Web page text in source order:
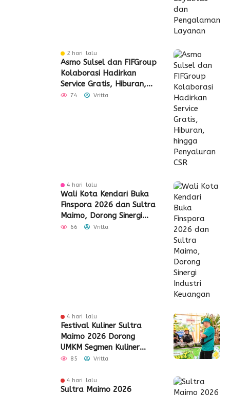
2 hari lalu
Asmo Sulsel dan FIFGroup
Kolaborasi Hadirkan
Service Gratis, Hiburan,
hingga Penyaluran CSR
74 Vritta
4 hari lalu
Wali Kota Kendari Buka
Finspora 2026 dan Sultra
Maimo, Dorong Sinergi
Industri Keuangan
66 Vritta
4 hari lalu
Festival Kuliner Sultra
Maimo 2026 Dorong
UMKM Segmen Kuliner
Perluas Akses Pasar
85 Vritta
4 hari lalu
Sultra Maimo 2026